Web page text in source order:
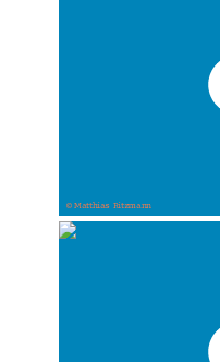
© Matthias Ritzmann